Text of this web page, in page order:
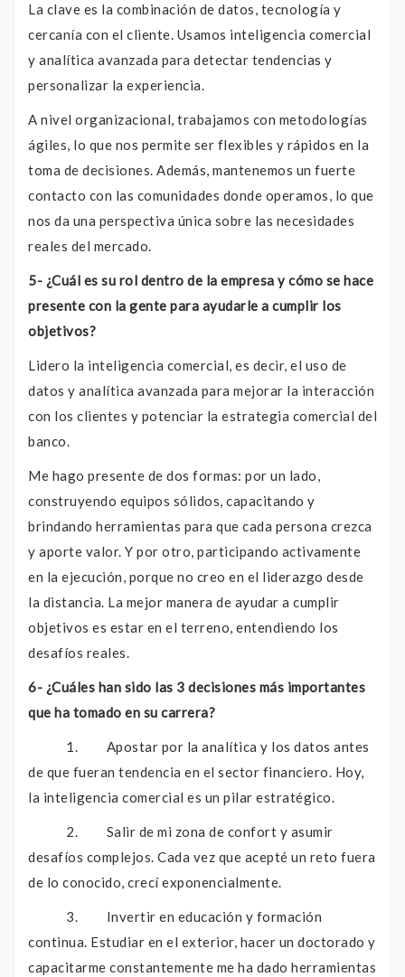
La clave es la combinación de datos, tecnología y
cercanía con el cliente. Usamos inteligencia comercial
y analítica avanzada para detectar tendencias y
personalizar la experiencia.
A nivel organizacional, trabajamos con metodologías
ágiles, lo que nos permite ser flexibles y rápidos en la
toma de decisiones. Además, mantenemos un fuerte
contacto con las comunidades donde operamos, lo que
nos da una perspectiva única sobre las necesidades
reales del mercado.
5- ¿Cuál es su rol dentro de la empresa y cómo se hace
presente con la gente para ayudarle a cumplir los
objetivos?
Lidero la inteligencia comercial, es decir, el uso de
datos y analítica avanzada para mejorar la interacción
con los clientes y potenciar la estrategia comercial del
banco.
Me hago presente de dos formas: por un lado,
construyendo equipos sólidos, capacitando y
brindando herramientas para que cada persona crezca
y aporte valor. Y por otro, participando activamente
en la ejecución, porque no creo en el liderazgo desde
la distancia. La mejor manera de ayudar a cumplir
objetivos es estar en el terreno, entendiendo los
desafíos reales.
6- ¿Cuáles han sido las 3 decisiones más importantes
que ha tomado en su carrera?
1. Apostar por la analítica y los datos antes
de que fueran tendencia en el sector financiero. Hoy,
la inteligencia comercial es un pilar estratégico.
2. Salir de mi zona de confort y asumir
desafíos complejos. Cada vez que acepté un reto fuera
de lo conocido, crecí exponencialmente.
3. Invertir en educación y formación
continua. Estudiar en el exterior, hacer un doctorado y
capacitarme constantemente me ha dado herramientas